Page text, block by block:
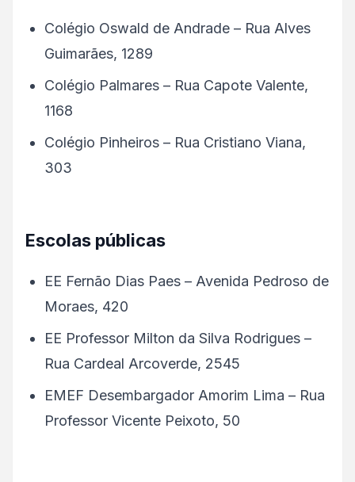
Colégio Oswald de Andrade – Rua Alves
Guimarães, 1289
Colégio Palmares – Rua Capote Valente,
1168
Colégio Pinheiros – Rua Cristiano Viana,
303
Escolas públicas
EE Fernão Dias Paes – Avenida Pedroso de
Moraes, 420
EE Professor Milton da Silva Rodrigues –
Rua Cardeal Arcoverde, 2545
EMEF Desembargador Amorim Lima – Rua
Professor Vicente Peixoto, 50